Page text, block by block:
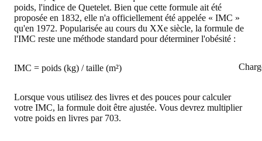
poids, l'indice de Quetelet. Bien que cette formule ait été
proposée en 1832, elle n'a officiellement été appelée « IMC »
qu'en 1972. Popularisée au cours du XXe siècle, la formule de
l'IMC reste une méthode standard pour déterminer l'obésité :
IMC = poids (kg) / taille (m²)
Lorsque vous utilisez des livres et des pouces pour calculer
votre IMC, la formule doit être ajustée. Vous devrez multiplier
votre poids en livres par 703.